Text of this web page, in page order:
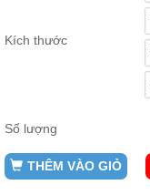
Công,
công,
xích
ghế...
Kích thước
Số lượng
THÊM VÀO GIỎ